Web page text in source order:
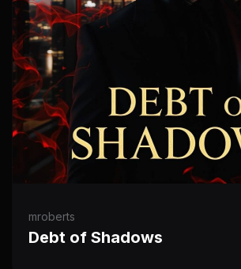
mroberts
Debt of Shadows